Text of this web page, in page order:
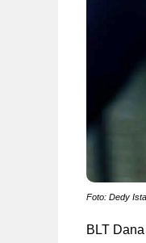
Foto: Dedy
BLT